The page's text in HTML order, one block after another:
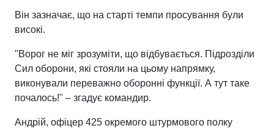
Тема оформлення
Він зазначає, що на старті темпи просування були
високі.
"Ворог не міг зрозуміти, що відбувається. Підрозділи
Сил оборони, які стояли на цьому напрямку,
виконували переважно оборонні функції. А тут таке
почалось!" – згадує командир.
Андрій, офіцер 425 окремого штурмового полку